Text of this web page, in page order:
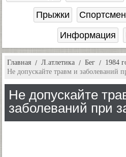
Прыжки
Информация
Главная Л.атлетика Бег
1984
Не допускайте травм и заболеваний
Не допускайте
заболеваний при